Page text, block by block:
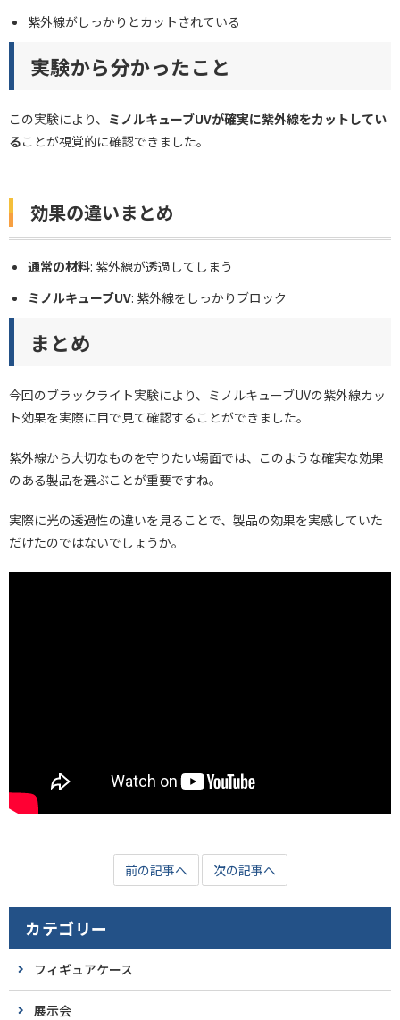
紫外線がしっかりとカットされている
実験から分かったこと
この実験により、 ミノルキューブUVが確実に紫外線をカットしてい
ることが視覚的に確認できました。
効果の違いまとめ
通常の材料: 紫外線が透過してしまう
ミノルキューブUV: 紫外線をしっかりブロック
まとめ
今回のブラックライト実験により、ミノルキューブUVの紫外線カッ
ト効果を実際に目で見て確認することができました。
紫外線から大切なものを守りたい場面では、このような確実な効果
のある製品を選ぶことが重要ですね。
実際に光の透過性の違いを見ることで、製品の効果を実感していた
だけたのではないでしょうか。
前の記事へ 次の記事へ
カテゴリー
フィギュアケース
展示会